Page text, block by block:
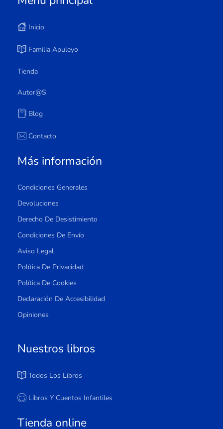
Inicio
Familia Apuleyo
Tienda
Autor@s
Blog
Contacto
Más información
Condiciones Generales
Devoluciones
Derecho De Desistimiento
Condiciones De Envío
Aviso Legal
Política De Privacidad
Política De Cookies
Declaración De Accesibilidad
Opiniones
Nuestros libros
Todos Los Libros
Libros Y Cuentos Infantiles
Tienda online